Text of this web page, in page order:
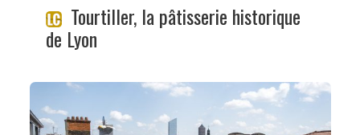
Tourtiller, la pâtisserie historique
de Lyon